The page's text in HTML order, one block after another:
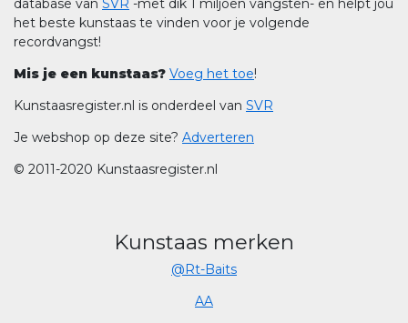
het beste kunstaas te vinden voor je volgende
recordvangst!
Mis je een kunstaas? Voeg het toe!
Kunstaasregister.nl is onderdeel van SVR
Je webshop op deze site? Adverteren
© 2011-2020 Kunstaasregister.nl
Kunstaas merken
@Rt-Baits
AA